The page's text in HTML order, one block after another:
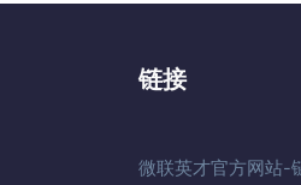
链接
微联英才官方网站-